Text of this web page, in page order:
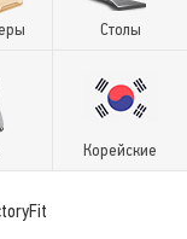
Столы
Корейские